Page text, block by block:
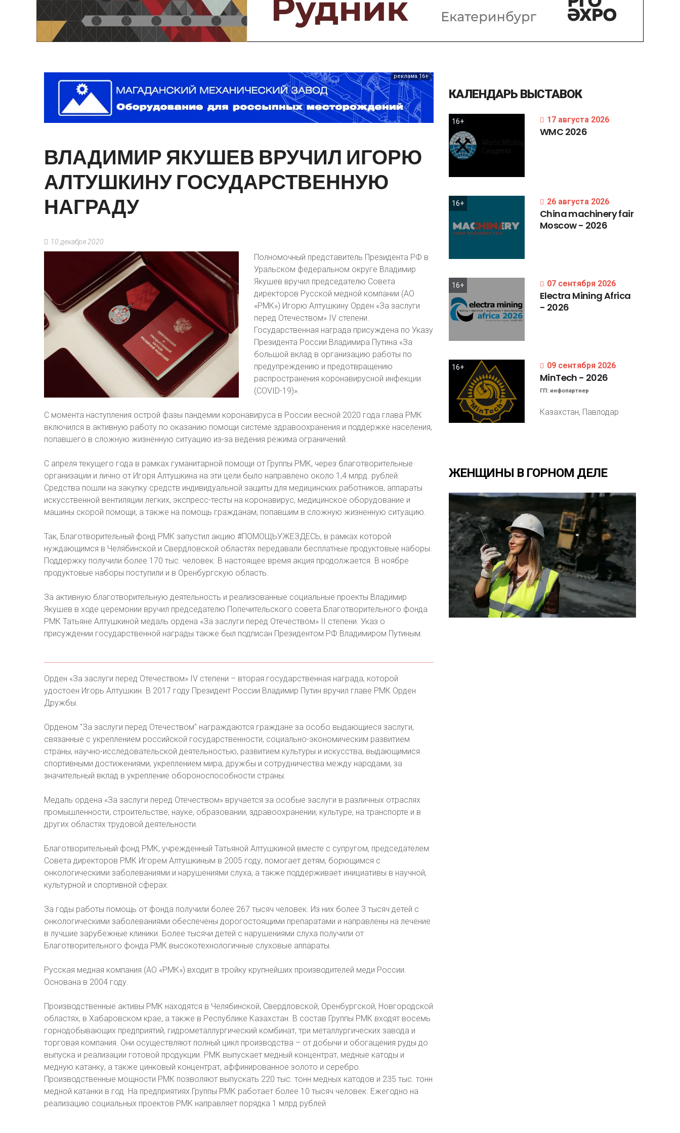
Предприятия и компании
Интервью
Выставки, Конференции
реклама 16+
ВЛАДИМИРЯКУШЕВ ВРУЧИЛ ИГОРЮ
АЛТУШКИНУГОСУДАРСТВЕННУЮ
НАГРАДУ
10 декабря 2020
Полномочный представитель Президента РФ в
Уральском федеральном округе Владимир
Якушев вручил председателю Совета
директоров Русской медной компании (АО
«РМК») Игорю Алтушкину Орден «За заслуги
перед Отечеством» IV степени.
Государственная награда присуждена по Указу
Президента России Владимира Путина «За
большой вклад в организацию работы по
предупреждению и предотвращению
распространения коронавирусной инфекции
(COVID-19)».
С момента наступления острой фазы пандемии коронавируса в России весной 2020 года глава РМК
включился в активную работу по оказанию помощи системе здравоохранения и поддержке населения,
попавшего в сложную жизненную ситуацию из-за ведения режима ограничений.
С апреля текущего года в рамках гуманитарной помощи от Группы РМК, через благотворительные
организации и лично от Игоря Алтушкина на эти цели было направлено около 1,4 млрд. рублей.
Средства пошли на закупку средств индивидуальной защиты для медицинских работников, аппараты
искусственной вентиляции легких, экспресс-тесты на коронавирус, медицинское оборудование и
машины скорой помощи, а также на помощь гражданам, попавшим в сложную жизненную ситуацию.
Так, Благотворительный фонд РМК запустил акцию #ПОМОЩЬУЖЕЗДЕСЬ, в рамках которой
нуждающимся в Челябинской и Свердловской областях передавали бесплатные продуктовые наборы.
Поддержку получили более 170 тыс. человек. В настоящее время акция продолжается. В ноябре
продуктовые наборы поступили и в Оренбургскую область.
За активную благотворительную деятельность и реализованные социальные проекты Владимир
Якушев в ходе церемонии вручил председателю Попечительского совета Благотворительного фонда
РМК Татьяне Алтушкиной медаль ордена «За заслуги перед Отечеством» II степени. Указ о
присуждении государственной награды также был подписан Президентом РФ Владимиром Путиным.
Орден «За заслуги перед Отечеством» IV степени – вторая государственная награда, которой
удостоен Игорь Алтушкин. В 2017 году Президент России Владимир Путин вручил главе РМК Орден
Дружбы.
Орденом "За заслуги перед Отечеством" награждаются граждане за особо выдающиеся заслуги,
связанные с укреплением российской государственности, социально-экономическим развитием
страны, научно-исследовательской деятельностью, развитием культуры и искусства, выдающимися
спортивными достижениями, укреплением мира, дружбы и сотрудничества между народами, за
значительный вклад в укрепление обороноспособности страны.
Медаль ордена «За заслуги перед Отечеством» вручается за особые заслуги в различных отраслях
промышленности, строительстве, науке, образовании, здравоохранении, культуре, на транспорте и в
других областях трудовой деятельности.
Благотворительный фонд РМК, учрежденный Татьяной Алтушкиной вместе с супругом, председателем
Совета директоров РМК Игорем Алтушкиным в 2005 году, помогает детям, борющимся с
онкологическими заболеваниями и нарушениями слуха, а также поддерживает инициативы в научной,
культурной и спортивной сферах.
За годы работы помощь от фонда получили более 267 тысяч человек. Из них более 3 тысяч детей с
онкологическими заболеваниями обеспечены дорогостоящими препаратами и направлены на лечение
в лучшие зарубежные клиники. Более тысячи детей с нарушениями слуха получили от
Благотворительного фонда РМК высокотехнологичные слуховые аппараты.
Русская медная компания (АО «РМК») входит в тройку крупнейших производителей меди России.
Основана в 2004 году.
Производственные активы РМК находятся в Челябинской, Свердловской, Оренбургской, Новгородской
областях, в Хабаровском крае, а также в Республике Казахстан. В состав Группы РМК входят восемь
горнодобывающих предприятий, гидрометаллургический комбинат, три металлургических завода и
торговая компания. Они осуществляют полный цикл производства – от добычи и обогащения руды до
выпуска и реализации готовой продукции. РМК выпускает медный концентрат, медные катоды и
медную катанку, а также цинковый концентрат, аффинированное золото и серебро.
Производственные мощности РМК позволяют выпускать 220 тыс. тонн медных катодов и 235 тыс. тонн
медной катанки в год. На предприятиях Группы РМК работает более 10 тысяч человек. Ежегодно на
реализацию социальных проектов РМК направляет порядка 1 млрд рублей
КАЛЕНДАРЬ ВЫСТАВОК
16+ 17 августа 2026
WMC 2026
16+ 26 августа 2026
Chinamachineryfair
Moscow- 2026
16+ 07 сентября 2026
Electra MiningAfrica
- 2026
16+ 09 сентября 2026
MinTech - 2026
ГП: инфопартнер
Казахстан, Павлодар
ЖЕНЩИНЫ В ГОРНОМ ДЕЛЕ